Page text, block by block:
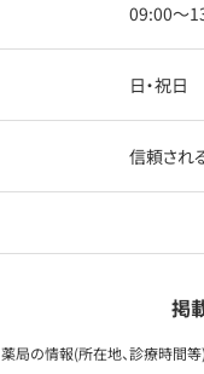
09:00〜
日・祝日
信頼され
掲
薬局の情報(所在地、診療時間